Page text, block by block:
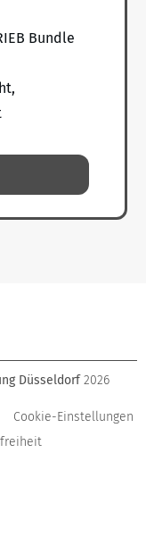
Bundle
Düsseldorf 2026
Cookie-Einstellungen